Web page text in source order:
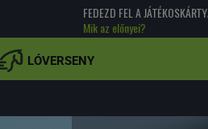
FEDEZD FEL A
Mik az előnyei?
LÓVERSENY